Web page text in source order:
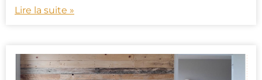
Lire la suite »